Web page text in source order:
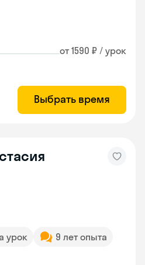
от 1590 ₽ / урок
Выбрать время
урок
9 лет опыта